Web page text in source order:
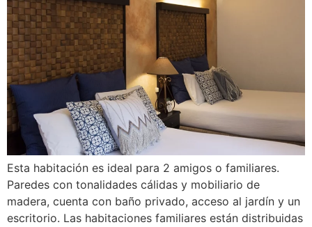
Esta habitación es ideal para 2 amigos o familiares.
Paredes con tonalidades cálidas y mobiliario de
madera, cuenta con baño privado, acceso al jardín y un
escritorio. Las habitaciones familiares están distribuidas